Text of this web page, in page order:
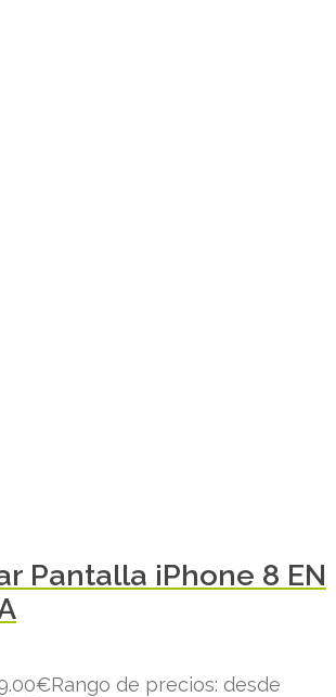
Pantalla iPhone 8 EN
€Rango de precios: desde